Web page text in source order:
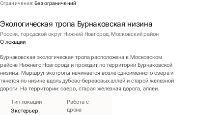
Ограничения:Без ограничений
Экологическая тропа Бурнаковская низина
Россия, городской округ Нижний Новгород, Московский район
О локации
Бурнаковская экологическая тропа расположена в Московском
районе Нижнего Новгорода и проходит по территории Бурнаковской
низины. Маршрут экотропы начинается возле одноименного озера и
тянется по низине вдоль дубово-березовых аллей и старой железной
дороги. На территории: озеро, старая железная дорога, аллеи.
Тип локации
Экстерьер
Работа с
дрона